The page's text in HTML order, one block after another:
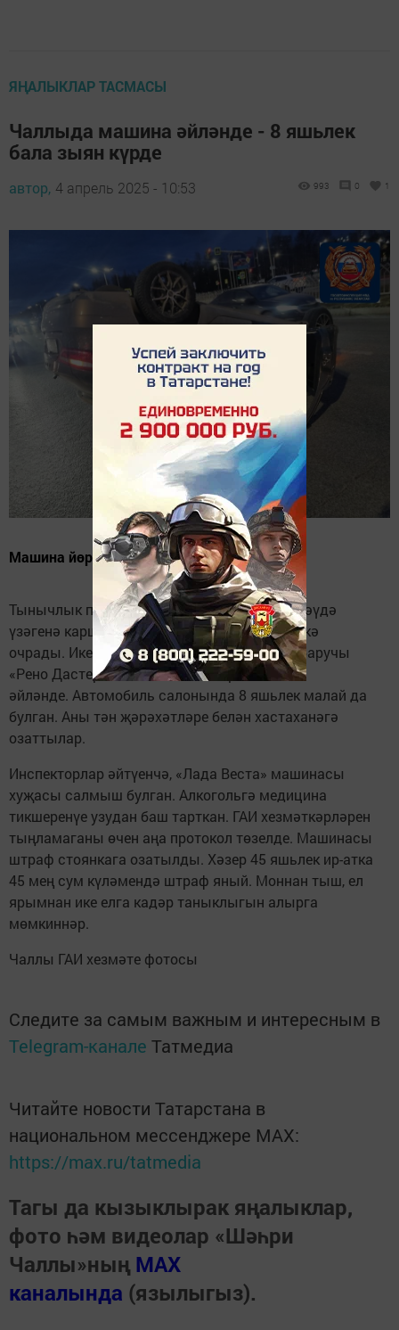
ЯҢАЛЫКЛАР ТАСМАСЫ
Чаллыда машина әйләнде - 8 яшьлек
бала зыян күрде
автор, 4 апрель 2025 - 10:53 993 0 1
Машина йөртүче салмыш булган.
Тынычлык проспектында «Олимпийский» сәүдә
үзәгенә каршы юлда «Лада Веста» һәлакәткә
очрады. Икенче полосага күчкәндә юлдан баручы
«Рено Дастер» автомобиленә бәрелеп,
әйләнде. Автомобиль салонында 8 яшьлек малай да
булган. Аны тән җәрәхәтләре белән хастаханәгә
озаттылар.
Инспекторлар әйтүенчә, «Лада Веста» машинасы
хуҗасы салмыш булган. Алкогольгә медицина
тикшеренүе узудан баш тарткан. ГАИ хезмәткәрләрен
тыңламаганы өчен аңа протокол төзелде. Машинасы
штраф стоянкага озатылды. Хәзер 45 яшьлек ир-атка
45 мең сум күләмендә штраф яный. Моннан тыш, ел
ярымнан ике елга кадәр таныклыгын алырга
мөмкиннәр.
Чаллы ГАИ хезмәте фотосы
Следите за самым важным и интересным в
Telegram-канале Татмедиа
Читайте новости Татарстана в
национальном мессенджере MАХ:
https://max.ru/tatmedia
Тагы да кызыклырак яңалыклар,
фото һәм видеолар «Шәһри
Чаллы»ның MAX
каналында (язылыгыз).